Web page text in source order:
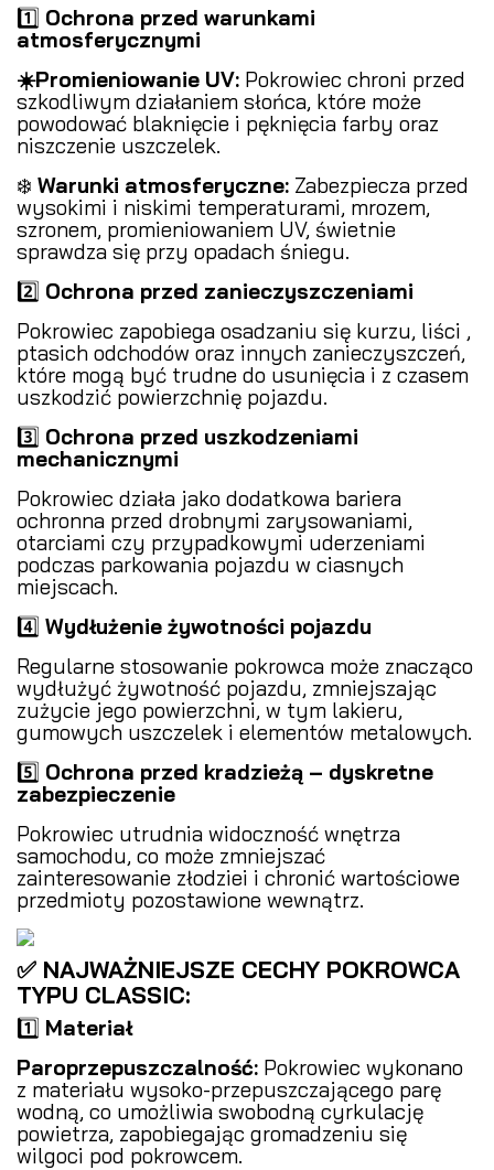
1️⃣ Ochrona przed warunkami
atmosferycznymi
☀️Promieniowanie UV: Pokrowiec chroni przed
szkodliwym działaniem słońca, które może
powodować blaknięcie i pęknięcia farby oraz
niszczenie uszczelek.
❄️ Warunki atmosferyczne: Zabezpiecza przed
wysokimi i niskimi temperaturami, mrozem,
szronem, promieniowaniem UV, świetnie
sprawdza się przy opadach śniegu.
2️⃣ Ochrona przed zanieczyszczeniami
Pokrowiec zapobiega osadzaniu się kurzu, liści ,
ptasich odchodów oraz innych zanieczyszczeń,
które mogą być trudne do usunięcia i z czasem
uszkodzić powierzchnię pojazdu.
3️⃣ Ochrona przed uszkodzeniami
mechanicznymi
Pokrowiec działa jako dodatkowa bariera
ochronna przed drobnymi zarysowaniami,
otarciami czy przypadkowymi uderzeniami
podczas parkowania pojazdu w ciasnych
miejscach.
4️⃣ Wydłużenie żywotności pojazdu
Regularne stosowanie pokrowca może znacząco
wydłużyć żywotność pojazdu, zmniejszając
zużycie jego powierzchni, w tym lakieru,
gumowych uszczelek i elementów metalowych.
5️⃣ Ochrona przed kradzieżą – dyskretne
zabezpieczenie
Pokrowiec utrudnia widoczność wnętrza
samochodu, co może zmniejszać
zainteresowanie złodziei i chronić wartościowe
przedmioty pozostawione wewnątrz.
✅ NAJWAŻNIEJSZE CECHY POKROWCA
TYPU CLASSIC:
1️⃣ Materiał
Paroprzepuszczalność: Pokrowiec wykonano
z materiału wysoko-przepuszczającego parę
wodną, co umożliwia swobodną cyrkulację
powietrza, zapobiegając gromadzeniu się
wilgoci pod pokrowcem.